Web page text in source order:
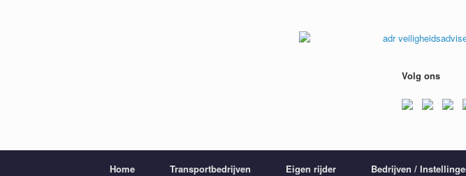
Volg ons
Home Transportbedrijven Eigen rijder Bedrijven /